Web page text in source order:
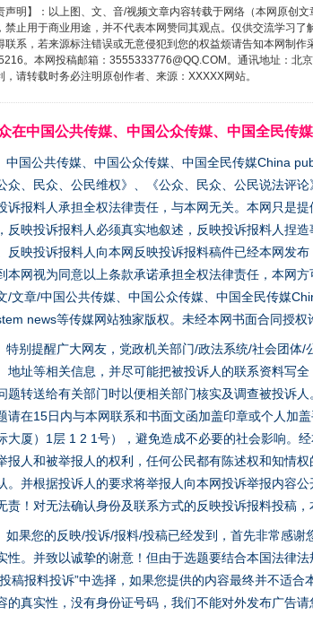
声明】：以上图、文、音/视频文章内容转载于网络（本网原创
禁止用于商业用途，并不代表本网赞同其观点。仅供交流学习
联系，若来源标注错误或无意侵犯到您的权益烦请告知本网制
。本网投稿邮箱：3555333776@QQ.COM。通讯地址：北
，请转载时务必注明原创作者、来源：XXXXX网站。
在中国公共传媒、中国公众传媒、中国全民传
中国公共传媒、中国公众传媒、中国全民传媒China
公众、民众、公民维权》、《公众、民众、公民说法评
诉报料人承担全权法律责任，与本网无关。本网只是
反映投诉报料人必须真实地叙述，反映投诉报料人捏
反映投诉报料人向本网反映投诉报料稿件已经本网发
本网视为同意以上条款承诺承担全权法律责任，本网
/文章/中国公共传媒、中国公众传媒、中国全民传媒
news等传媒网站独家版权。未经本网书面合同授权
特别提醒广大网友，党政机关部门/政法系统/社会团体
地址等相关信息，并尽可能把被投诉人的联系资料写
题转送给有关部门时以便相关部门核实及调查被投诉
请在15日内与本网联系和书面文函加盖印章或个人加
大厦）1层 1 2 1号），避免造成不必要的社会影响。
报人和被举报人的权利，任何公民都有陈述权和知情
。并根据投诉人的要求将举报人向本网投诉举报内容
责！对无法确认身份及联系方式的反映投诉报料投稿
如果您的反映/投诉/报料/投稿已经发到，首先非常感
性。并致以诚挚的谢意！但由于选题要结合本国法律
稿报料投诉”中选择，如果您提供的内容最终并不适
的真实性，没有身份证号码，我们不能对外发布广告